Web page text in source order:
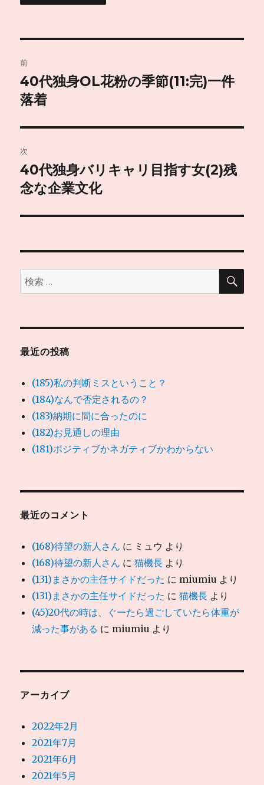
稿
ナ
ビ
ゲ
ー
シ
ン
前
前
の
稿:
40代独身OL花粉の季節(11:完)一件
落着
次
次
の
稿:
40代独身バリキャリ目指す女(2)残
念な企業文化
検
索:
検
最近の投稿
(185)私の判断ミスということ？
(184)なんで否定されるの？
(183)納期に間に合ったのに
(182)お見通しの理由
(181)ポジティブかネガティブかわからない
最近のコメント
(168)待望の新人さん に ミュウ より
(168)待望の新人さん に猫機長 より
(131)まさかの主任サイドだった に miumiu より
(131)まさかの主任サイドだった に猫機長 より
(45)20代の時は、ぐーたら過ごしていたら体重が
減った事がある に miumiu より
アーカイブ
2022年2月
2021年7月
2021年6月
2021年5月